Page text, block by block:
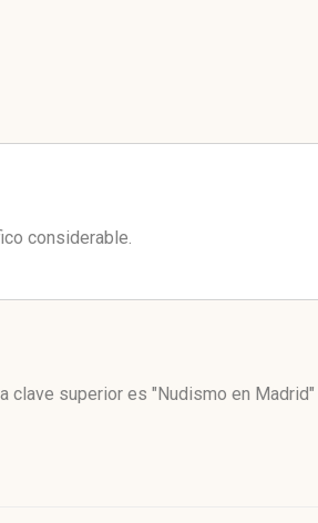
considerable.
clave superior es "Nudismo en Madrid"